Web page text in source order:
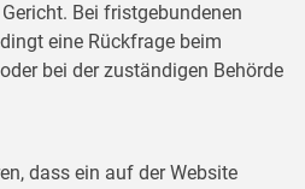
Bei fristgebundenen
eine Rückfrage beim
bei der zuständigen Behörde
dass ein auf der Website